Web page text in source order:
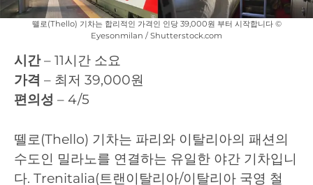
뗄로(Thello) 기차는 합리적인 가격인 인당 39,000원 부터 시작합니다 ©
Eyesonmilan / Shutterstock.com
시간– 11시간 소요
가격 – 최저 39,000원
편의성 – 4/5
뗄로(Thello) 기차는 파리와 이탈리아의 패션의
수도인 밀라노를 연결하는 유일한 야간 기차입니
다. Trenitalia(트랜이탈리아/이탈리아 국영 철